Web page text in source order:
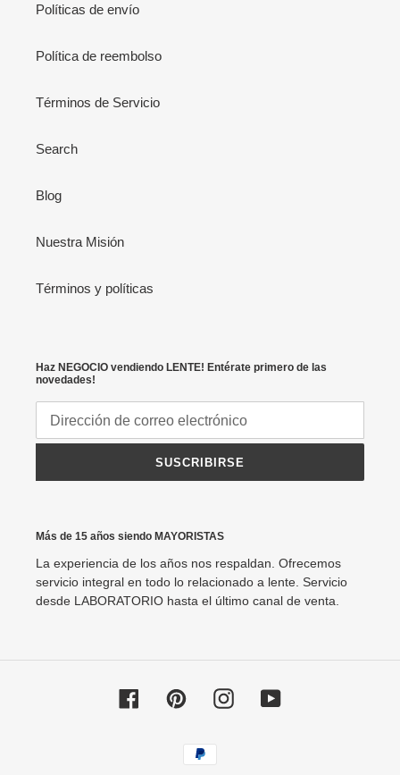
Políticas de envío
Política de reembolso
Términos de Servicio
Search
Blog
Nuestra Misión
Términos y políticas
Haz NEGOCIO vendiendo LENTE! Entérate primero de las
novedades!
SUSCRIBIRSE
Más de 15 años siendo MAYORISTAS
La experiencia de los años nos respaldan. Ofrecemos
servicio integral en todo lo relacionado a lente. Servicio
desde LABORATORIO hasta el último canal de venta.
FacebookPinterestInstagramYouTube
Métodos
de